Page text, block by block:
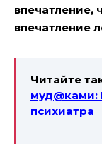
впечатление,
впечатление
Читайте
муд@ками:
психиатра